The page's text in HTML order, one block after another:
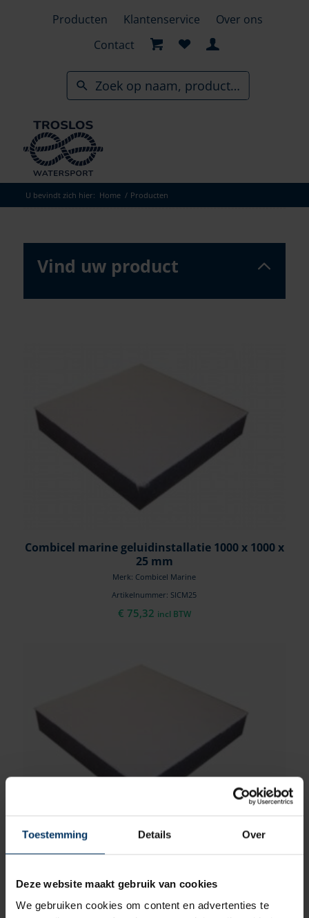
Toestemming Details Over
Deze website maakt gebruik van cookies
We gebruiken cookies om content en advertenties te
Producten Klantenservice
Over ons
Contact
U bevindt zich hier: Home / Producten
Combicel marine geluidinstallatie 1000 x 1000 x
25 mm
Merk: Combicel Marine
Artikelnummer: SICM25
€ 75,32 incl BTW
€ 85,17
Vind uw product